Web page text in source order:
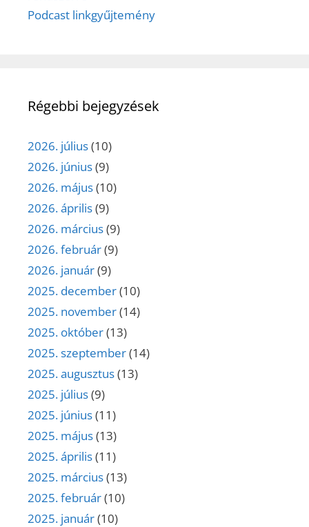
Podcast linkgyűjtemény
Régebbi bejegyzések
2026. július(10)
2026. június(9)
2026. május(10)
2026. április(9)
2026. március(9)
2026. február(9)
2026. január(9)
2025. december(10)
2025. november(14)
2025. október(13)
2025. szeptember(14)
2025. augusztus(13)
2025. július(9)
2025. június(11)
2025. május(13)
2025. április(11)
2025. március(13)
2025. február(10)
2025. január(10)